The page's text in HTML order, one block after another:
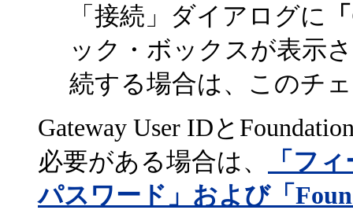
「接続」ダイアログに
ック・ボックスが表示
続する場合は、このチ
Gateway User IDと
必要がある場合は、
「フ
パスワード」および「